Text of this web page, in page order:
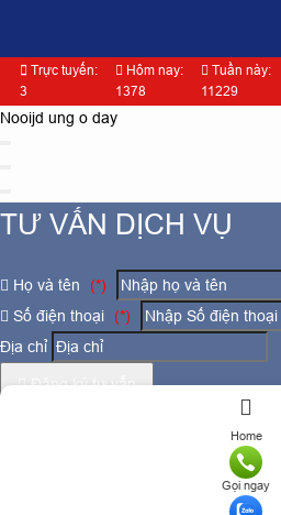
Trực tuyến:
3
Hôm nay:
1378
Tuần này:
11229
Home
Gọi ngay
Nooijd ung o day
TƯ VẤN DỊCH VỤ
Họ và tên
(*)
Số điện thoại
(*)
Địa chỉ
Đăng ký tư vấn
TƯ VẤN DỊCH VỤ